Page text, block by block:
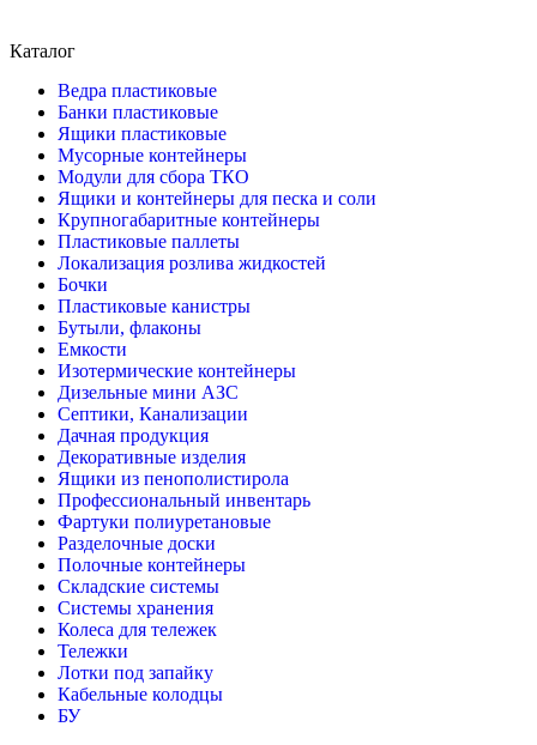
Каталог
Ведра пластиковые
Банки пластиковые
Ящики пластиковые
Мусорные контейнеры
Модули для сбора ТКО
Ящики и контейнеры для песка и соли
Крупногабаритные контейнеры
Пластиковые паллеты
Локализация розлива жидкостей
Бочки
Пластиковые канистры
Бутыли, флаконы
Емкости
Изотермические контейнеры
Дизельные мини АЗС
Септики, Канализации
Дачная продукция
Декоративные изделия
Ящики из пенополистирола
Профессиональный инвентарь
Фартуки полиуретановые
Разделочные доски
Полочные контейнеры
Складские системы
Системы хранения
Колеса для тележек
Тележки
Лотки под запайку
Кабельные колодцы
БУ